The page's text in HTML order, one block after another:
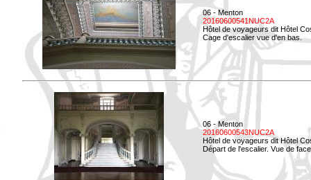
06 - Menton
20160600541NUC2A
Hôtel de voyageurs dit Hôtel
Cage d'escalier vue d'en bas.
06 - Menton
20160600543NUC2A
Hôtel de voyageurs dit Hôtel
Départ de l'escalier. Vue de